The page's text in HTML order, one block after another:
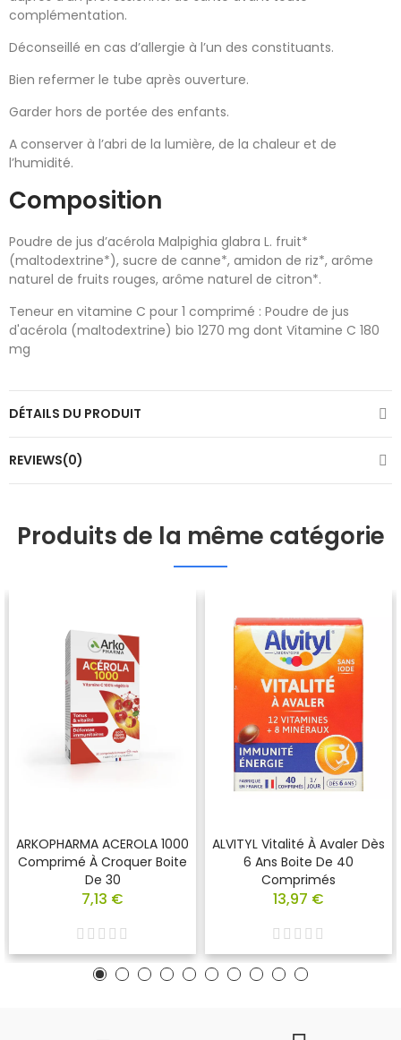
complémentation.
Déconseillé en cas d’allergie à l’un des constituants.
Bien refermer le tube après ouverture.
Garder hors de portée des enfants.
A conserver à l’abri de la lumière, de la chaleur et de
l’humidité.
Composition
Poudre de jus d’acérola Malpighia glabra L. fruit*
(maltodextrine*), sucre de canne*, amidon de riz*, arôme
naturel de fruits rouges, arôme naturel de citron*.
Teneur en vitamine C pour 1 comprimé : Poudre de jus
d'acérola (maltodextrine) bio 1270 mg dont Vitamine C 180
mg
DÉTAILS DU PRODUIT
REVIEWS(0)
Produits de la même catégorie
ARKOPHARMA ACEROLA 1000
Comprimé À Croquer Boite
De 30
7,13 €
ALVITYL Vitalité À Avaler Dès
6 Ans Boite De 40
Comprimés
13,97 €